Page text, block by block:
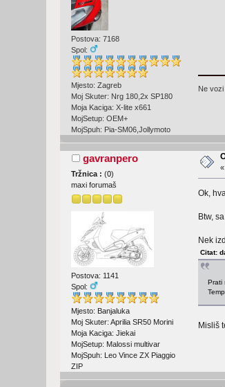
Postova: 7168
Spol:
Mjesto: Zagreb
Moj Skuter: Nrg 180,2x SP180
Moja Kaciga: X-lite x661
MojSetup: OEM+
MojSpuh: Pia-SM06,Jollymoto
Ne
gavranpero
Tržnica :(0)
maxi forumaš
Postova: 1141
Spol:
Mjesto: Banjaluka
Moj Skuter: Aprilia SR50 Morini
Moja Kaciga: Jiekai
MojSetup: Malossi multivar
MojSpuh: Leo Vince ZX Piaggio
ZIP
Ok,
Btw,
Nek
Citat:
Prati
Misliš